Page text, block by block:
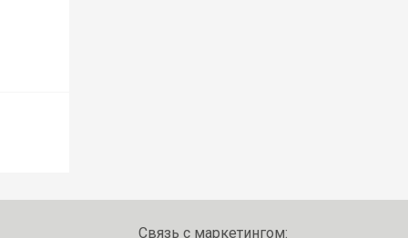
Связь с маркетингом: